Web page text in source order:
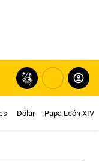
Dólar Papa León XIV